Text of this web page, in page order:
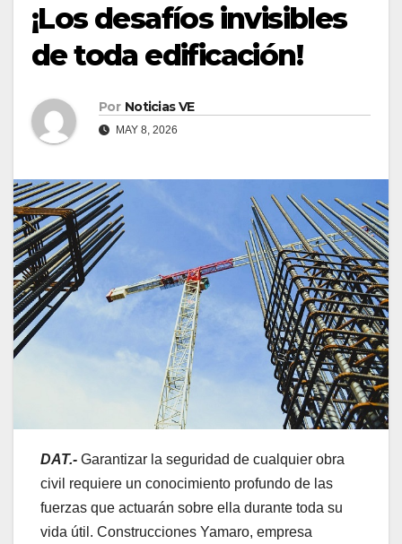
¡Los desafíos invisibles
de toda edificación!
Por Noticias VE
MAY 8, 2026
DAT.- Garantizar la seguridad de cualquier obra
civil requiere un conocimiento profundo de las
fuerzas que actuarán sobre ella durante toda su
vida útil. Construcciones Yamaro, empresa